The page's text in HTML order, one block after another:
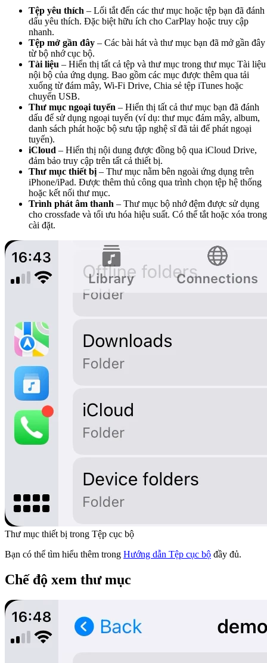
Tệp yêu thích – Lối tắt đến các thư mục hoặc tệp bạn đã đánh
dấu yêu thích. Đặc biệt hữu ích cho CarPlay hoặc truy cập
nhanh.
Tệp mở gần đây – Các bài hát và thư mục bạn đã mở gần đây
từ bộ nhớ cục bộ.
Tài liệu – Hiển thị tất cả tệp và thư mục trong thư mục Tài liệu
nội bộ của ứng dụng. Bao gồm các mục được thêm qua tải
xuống từ đám mây, Wi-Fi Drive, Chia sẻ tệp iTunes hoặc
chuyển USB.
Thư mục ngoại tuyến – Hiển thị tất cả thư mục bạn đã đánh
dấu để sử dụng ngoại tuyến (ví dụ: thư mục đám mây, album,
danh sách phát hoặc bộ sưu tập nghệ sĩ đã tải để phát ngoại
tuyến).
iCloud – Hiển thị nội dung được đồng bộ qua iCloud Drive,
đảm bảo truy cập trên tất cả thiết bị.
Thư mục thiết bị – Thư mục nằm bên ngoài ứng dụng trên
iPhone/iPad. Được thêm thủ công qua trình chọn tệp hệ thống
hoặc kết nối thư mục.
Trình phát âm thanh – Thư mục bộ nhớ đệm được sử dụng
cho crossfade và tối ưu hóa hiệu suất. Có thể tắt hoặc xóa trong
cài đặt.
Thư mục thiết bị trong Tệp cục bộ
Bạn có thể tìm hiểu thêm trong Hướng dẫn Tệp cục bộ đầy đủ.
Chế độ xem thư mục